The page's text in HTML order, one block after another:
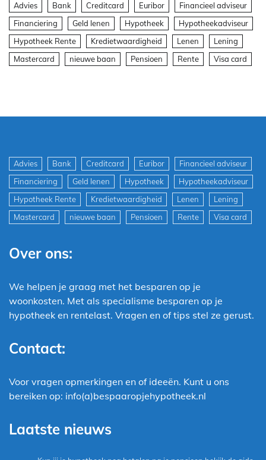
Advies Bank Creditcard Euribor
Financieel adviseur
Financiering
Geld lenen Hypotheek
Hypotheekadviseur
Hypotheek Rente
Kredietwaardigheid Lenen
Lening
Mastercard
nieuwe baan Pensioen Rente Visa card
Advies Bank Creditcard Euribor
Financieel adviseur
Financiering
Geld lenen Hypotheek
Hypotheekadviseur
Hypotheek Rente
Kredietwaardigheid Lenen
Lening
Mastercard
nieuwe baan Pensioen Rente Visa card
Over ons:
We helpen je graag met het besparen op je
woonkosten. Met als specialisme besparen op je
hypotheek en rentelast. Vragen en of tips stel ze gerust.
Contact:
Voor vragen opmerkingen en of ideeën. Kunt u ons
bereiken op: info(a)bespaaropjehypotheek.nl
Laatste nieuws